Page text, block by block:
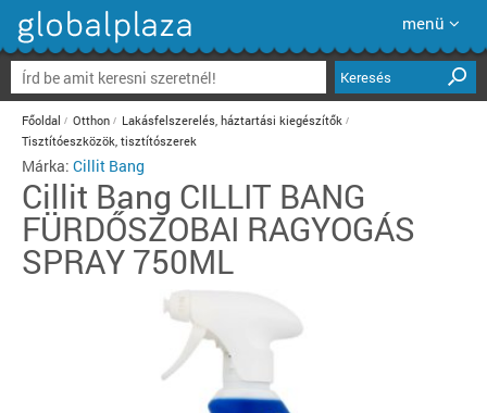
menü
Keresés
Főoldal Otthon
Lakásfelszerelés, háztartási kiegészítők
Tisztítóeszközök, tisztítószerek
Márka: Cillit Bang
Cillit Bang CILLIT BANG
FÜRDŐSZOBAI RAGYOGÁS
SPRAY 750ML